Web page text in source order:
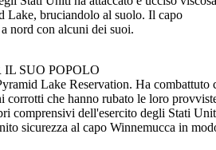
Lake, bruciandolo al suolo. Il capo
nord con alcuni dei suoi.
SUO POPOLO
Lake Reservation. Ha combattuto
corrotti che hanno rubato le loro
comprensivi dell'esercito degli Stati
sicurezza al capo Winnemucca in